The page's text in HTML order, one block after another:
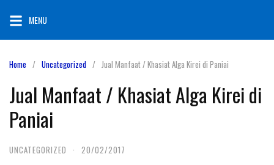
content
MENU
Home Uncategorized Jual Manfaat / Khasiat Alga Kirei di Paniai
Jual Manfaat / Khasiat Alga Kirei di
Paniai
UNCATEGORIZED · 20/02/2017